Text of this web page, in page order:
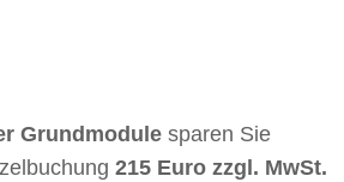
Grundmodule sparen Sie
215 Euro zzgl. MwSt.